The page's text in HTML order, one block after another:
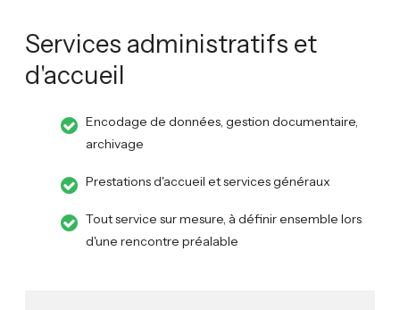
Services administratifs et
d'accueil
Encodage de données, gestion documentaire,
archivage
Prestations d'accueil et services généraux
Tout service sur mesure, à définir ensemble lors
d'une rencontre préalable